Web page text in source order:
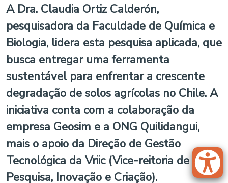
A Dra. Claudia Ortiz Calderón,
pesquisadora da Faculdade de Química e
Biologia, lidera esta pesquisa aplicada, que
busca entregar uma ferramenta
sustentável para enfrentar a crescente
degradação de solos agrícolas no Chile. A
iniciativa conta com a colaboração da
empresa Geosim e a ONG Quilidangui,
mais o apoio da Direção de Gestão
Tecnológica da Vriic (Vice-reitoria de
Pesquisa, Inovação e Criação).